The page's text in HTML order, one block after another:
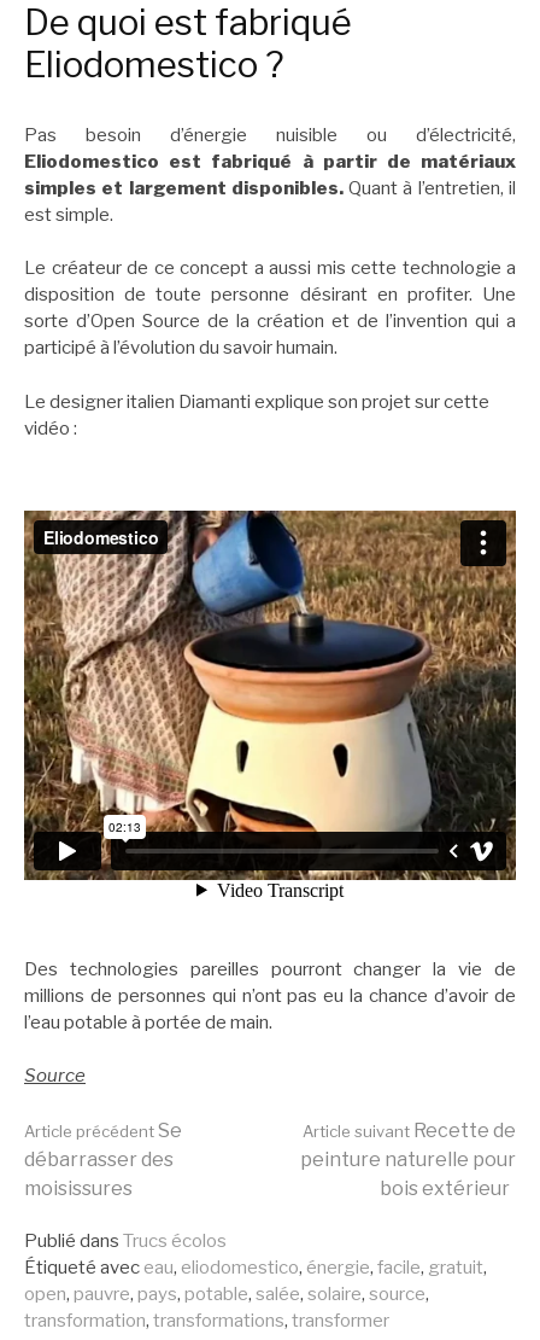
De quoi est fabriqué
Eliodomestico ?
Pas besoin d’énergie nuisible ou d’électricité,
Eliodomestico est fabriqué à partir de matériaux
simples et largement disponibles.Quant à l’entretien, il
est simple.
Le créateur de ce concept a aussi mis cette technologie a
disposition de toute personne désirant en profiter. Une
sorte d’Open Source de la création et de l’invention qui a
participé à l’évolution du savoir humain.
Le designer italien Diamanti explique son projet sur cette
vidéo :
Des technologies pareilles pourront changer la vie de
millions de personnes qui n’ont pas eu la chance d’avoir de
l’eau potable à portée de main.
Source
Lire
la
suite
Article précédentSe
débarrasser des
moisissures
Article suivant Recette de
peinture naturelle pour
bois extérieur
Publié dans Trucs écolos
Étiqueté avec eau, eliodomestico, énergie, facile, gratuit,
open, pauvre, pays, potable, salée, solaire, source,
transformation, transformations, transformer